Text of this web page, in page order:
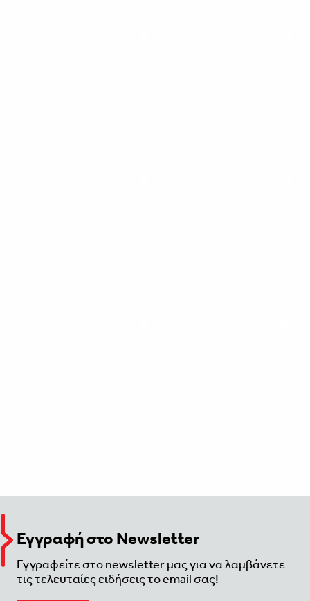
Εγγραφή στο Newsletter
Εγγραφείτε στο newsletter μας για να λαμβάνετε
τις τελευταίες ειδήσεις το email σας!